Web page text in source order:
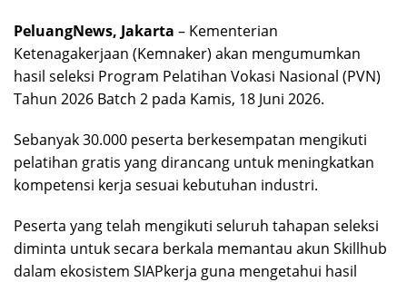
PeluangNews, Jakarta – Kementerian
Ketenagakerjaan (Kemnaker) akan mengumumkan
hasil seleksi Program Pelatihan Vokasi Nasional (PVN)
Tahun 2026 Batch 2 pada Kamis, 18 Juni 2026.
Sebanyak 30.000 peserta berkesempatan mengikuti
pelatihan gratis yang dirancang untuk meningkatkan
kompetensi kerja sesuai kebutuhan industri.
Peserta yang telah mengikuti seluruh tahapan seleksi
diminta untuk secara berkala memantau akun Skillhub
dalam ekosistem SIAPkerja guna mengetahui hasil